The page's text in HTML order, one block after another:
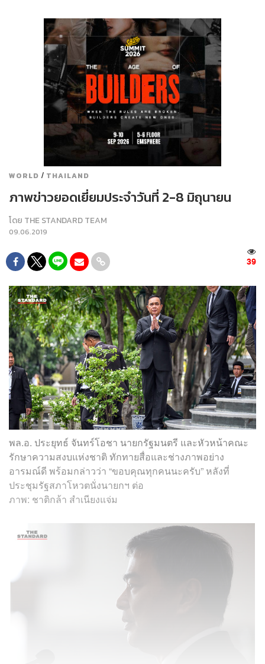
WORLD / THAILAND
ภาพข่าวยอดเยี่ยมประจำวันที่ 2-8 มิถุนายน
โดย THE STANDARD TEAM
09.06.2019
39
พล.อ. ประยุทธ์ จันทร์โอชา นายกรัฐมนตรี และหัวหน้าคณะ
รักษาความสงบแห่งชาติ ทักทายสื่อและช่างภาพอย่าง
อารมณ์ดี พร้อมกล่าวว่า “ขอบคุณทุกคนนะครับ” หลังที่
ประชุมรัฐสภาโหวตนั่งนายกฯ ต่อ
ภาพ: ชาติกล้า สำเนียงแจ่ม